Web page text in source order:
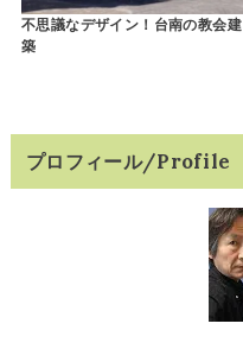
不思議なデザイン！台南の教会建
築
プロフィール/Profile